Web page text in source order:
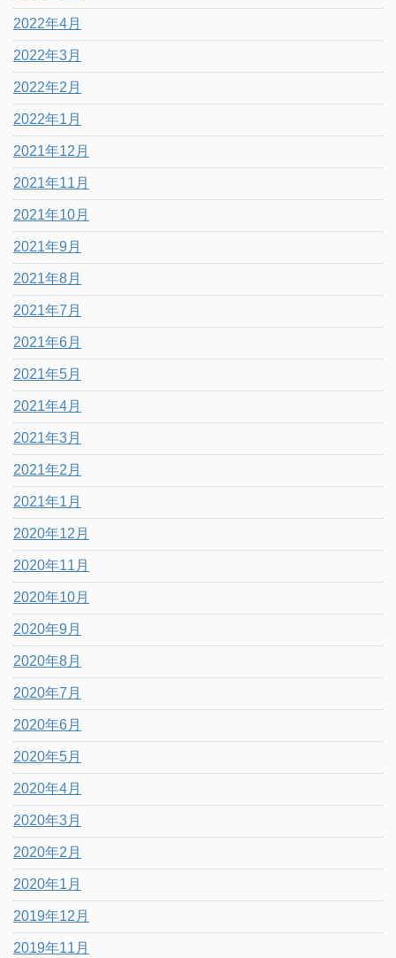
2022年4月
2022年3月
2022年2月
2022年1月
2021年12月
2021年11月
2021年10月
2021年9月
2021年8月
2021年7月
2021年6月
2021年5月
2021年4月
2021年3月
2021年2月
2021年1月
2020年12月
2020年11月
2020年10月
2020年9月
2020年8月
2020年7月
2020年6月
2020年5月
2020年4月
2020年3月
2020年2月
2020年1月
2019年12月
2019年11月